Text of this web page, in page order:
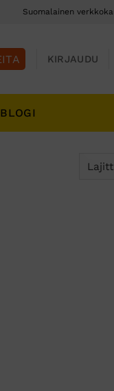
Suomalainen
KIRJAUDU
BLOGI